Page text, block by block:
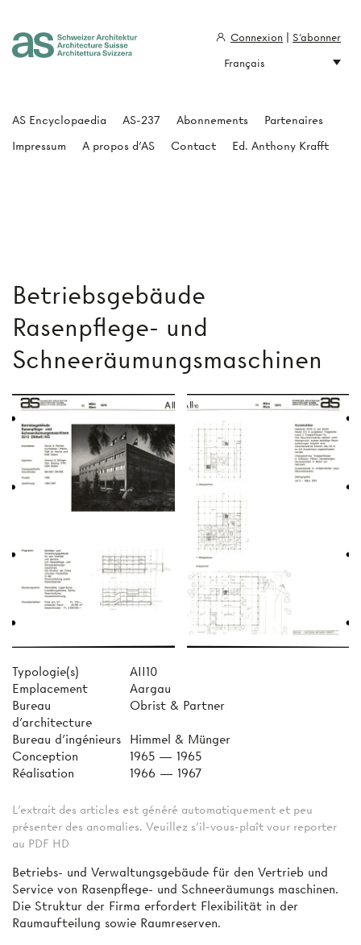
Betriebsgebäude
Rasenpflege- und
Schneeräumungsmaschinen
Typologie(s)
AII10
Emplacement
Aargau
Bureau
d'architecture
Obrist & Partner
Bureau d'ingénieurs
Himmel & Münger
Conception
1965 — 1965
Réalisation
1966 — 1967
L'extrait des articles est généré automatiquement et peu
présenter des anomalies. Veuillez s'il-vous-plaît vour reporter
au PDF HD
Betriebs- und Verwaltungsgebäude für den Vertrieb und
Service von Rasenpflege- und Schneeräumungs­ maschinen.
Die Struktur der Firma erfordert Flexibilität in der
Raumaufteilung sowie Raumreserven.
AS Encyclopaedia AS-237 Abonnements
Partenaires
Impressum
A propos d'AS Contact Ed. Anthony Krafft
Connexion
S'abonner
Français